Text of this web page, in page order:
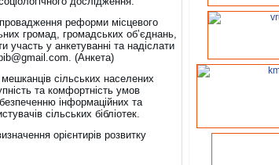
реформи місцевого
громад, громадських об’єднань,
участь у анкетуванні та надіслати
(Анкета)
сільських населених
та комфортність умов
інформаційних та
сільських бібліотек.
орієнтирів розвитку